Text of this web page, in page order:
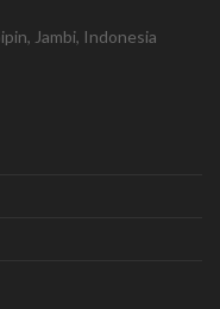
Jambi, Indonesia